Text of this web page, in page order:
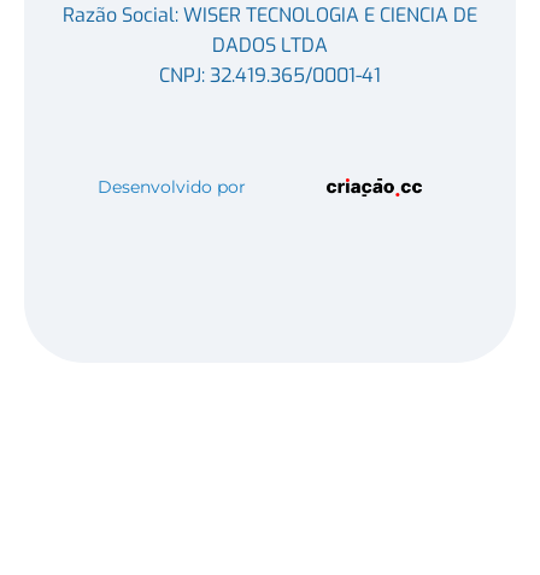
Razão Social: WISER TECNOLOGIA E CIENCIA DE
DADOS LTDA
CNPJ: 32.419.365/0001-41
Desenvolvido por